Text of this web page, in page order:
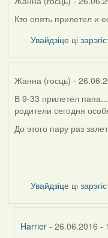
Кто опять прилетел и
Увайдзіце ці
Жанна (госць) -
В 9-33 прилетел
родители сегодня
До этого пару раз
Увайдзіце ці
Harrier - 26.06.2016 -